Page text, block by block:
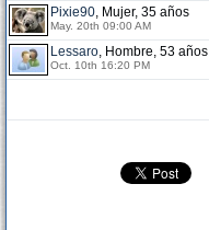
Pixie90, Mujer, 35 años
May. 20th 09:00 AM
Lessaro, Hombre, 53 años
Oct. 10th 16:20 PM